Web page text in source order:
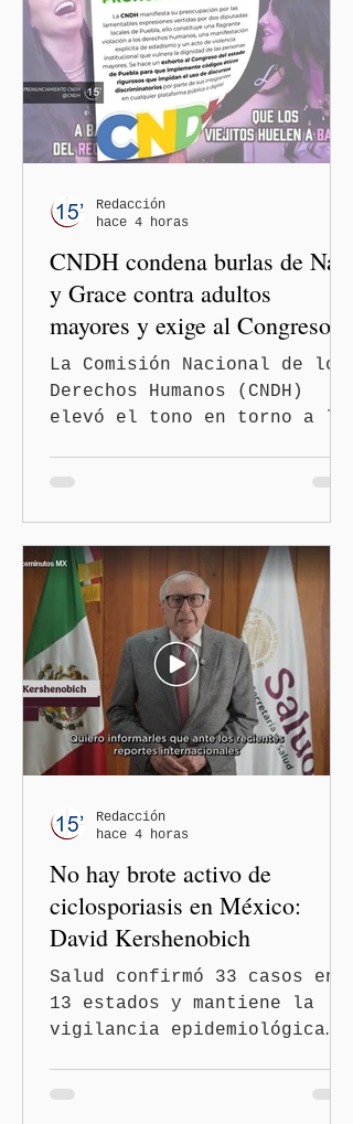
CNDH condena burlas de Nay
y Grace contra adultos
mayores y exige al Congreso
frenar discursos
discriminatorios
La Comisión Nacional de los
Derechos Humanos (CNDH)
elevó el tono en torno a la
Bojalil y Elvia Graciela
"Grace" Palomares Ramírez,
al considerar que los
comentarios que emitieron
en el podcast "DesCasadas"
contra las personas adultas
mayores no pueden
justificarse como una
simple opinión o una broma.
Redacción
hace 4 horas
No hay brote activo de
ciclosporiasis en México:
David Kershenobich
Salud confirmó 33 casos en
13 estados y mantiene la
vigilancia epidemiológica
Redacción
hace 4 horas